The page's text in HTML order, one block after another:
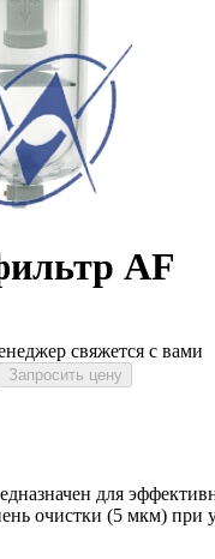
AF
свяжется с вами
Запросить цену
для
очистки (5 мкм) при